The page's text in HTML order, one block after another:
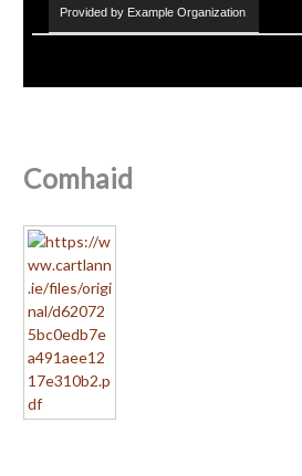
Provided by Example Organization
Comhaid